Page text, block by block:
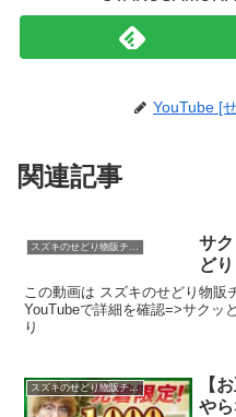
YouTube [
関連記事
サ
ど
この動画は スズキのせどり物販
YouTubeで詳細を確認=>サクッ
り
スズキのせどり物販チャンネル
【
や